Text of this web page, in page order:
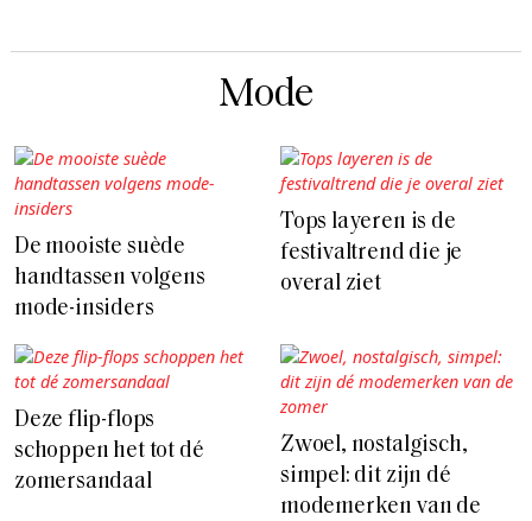
Mode
De mooiste suède
handtassen volgens
mode-insiders
Tops layeren is de
festivaltrend die je
overal ziet
Deze flip-flops
schoppen het tot dé
zomersandaal
Zwoel, nostalgisch,
simpel: dit zijn dé
modemerken van de